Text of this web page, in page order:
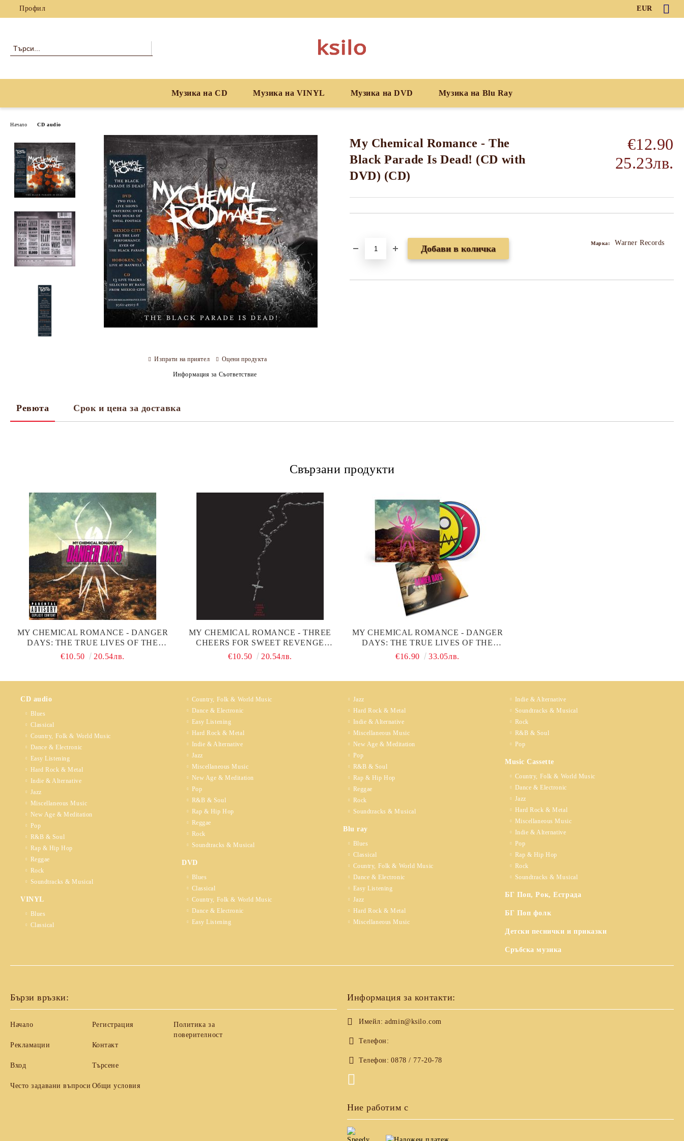
Профил EUR
Музика на CD Музика на VINYL Музика на DVD Музика на Blu Ray
Начало CD audio
My Chemical Romance - The
Black Parade Is Dead! (CD with
DVD) (CD)
€12.90
25.23лв.
Марка: Warner Records
Изпрати на приятел Оцени продукта
Информация за Съответствие
Ревюта Срок и цена за доставка
Свързани продукти
MY CHEMICAL ROMANCE - DANGER
DAYS: THE TRUE LIVES OF THE
FABULOUS KILLJOYS (CD)
€10.50 20.54лв.
MY CHEMICAL ROMANCE - THREE
CHEERS FOR SWEET REVENGE
(DELUXE EDITION, SOFTPAK) (CD)
€10.50 20.54лв.
MY CHEMICAL ROMANCE - DANGER
DAYS: THE TRUE LIVES OF THE
FABULOUS KILLJOYS (DELUXE
€16.90 33.05лв.
CD audio
Blues
Classical
Country, Folk & World Music
Dance & Electronic
Easy Listening
Hard Rock & Metal
Indie & Alternative
Jazz
Miscellaneous Music
New Age & Meditation
Pop
R&B & Soul
Rap & Hip Hop
Reggae
Rock
Soundtracks & Musical
VINYL
Blues
Classical
Country, Folk & World Music
Dance & Electronic
Easy Listening
Hard Rock & Metal
Indie & Alternative
Jazz
Miscellaneous Music
New Age & Meditation
Pop
R&B & Soul
Rap & Hip Hop
Reggae
Rock
Soundtracks & Musical
DVD
Blues
Classical
Country, Folk & World Music
Dance & Electronic
Easy Listening
Jazz
Hard Rock & Metal
Indie & Alternative
Miscellaneous Music
New Age & Meditation
Pop
R&B & Soul
Rap & Hip Hop
Reggae
Rock
Soundtracks & Musical
Blu ray
Blues
Classical
Country, Folk & World Music
Dance & Electronic
Easy Listening
Jazz
Hard Rock & Metal
Miscellaneous Music
Indie & Alternative
Soundtracks & Musical
Rock
R&B & Soul
Pop
Music Cassette
Country, Folk & World Music
Dance & Electronic
Jazz
Hard Rock & Metal
Miscellaneous Music
Indie & Alternative
Pop
Rap & Hip Hop
Rock
Soundtracks & Musical
БГ Поп, Рок, Естрада
БГ Поп фолк
Детски песнички и приказки
Сръбска музика
Бързи връзки:
Начало
Рекламации
Вход
Често задавани въпроси
Регистрация
Контакт
Търсене
Общи условия
Политика за
поверителност
Информация за контакти:
Имейл: admin@ksilo.com
Телефон:
Телефон: 0878 / 77-20-78
Ние работим с